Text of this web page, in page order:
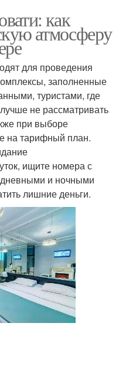
Розы для свадебной
кровати
Кровати с
изображениями
Декоративная кровать
Кровати из роз
Розы в декоре
как
атмосферу
для проведения
заполненные
туристами, где
не рассматривать
при выборе
на тарифный план.
ищите номера с
дневными и ночными
лишние деньги.